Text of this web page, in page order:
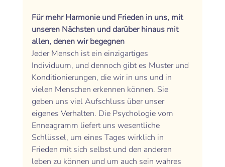
Für mehr Harmonie und Frieden in uns, mit
unseren Nächsten und darüber hinaus mit
allen, denen wir begegnen
Jeder Mensch ist ein einzigartiges
Individuum, und dennoch gibt es Muster und
Konditionierungen, die wir in uns und in
vielen Menschen erkennen können. Sie
geben uns viel Aufschluss über unser
eigenes Verhalten. Die Psychologie vom
Enneagramm liefert uns wesentliche
Schlüssel, um eines Tages wirklich in
Frieden mit sich selbst und den anderen
leben zu können und um auch sein wahres